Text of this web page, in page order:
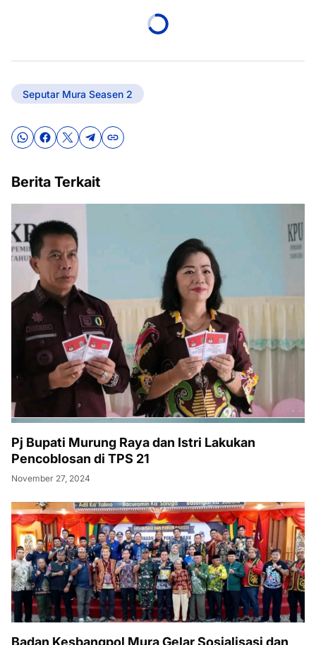
Seputar Mura Seasen 2
Berita Terkait
Pj Bupati Murung Raya dan Istri Lakukan
Pencoblosan di TPS 21
November 27, 2024
Badan Kesbangpol Mura Gelar Sosialisasi dan